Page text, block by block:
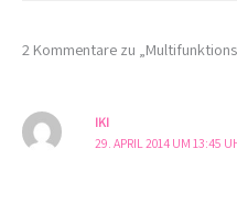
2 Kommentare zu
IKI
29. APRIL 2014 UM 13:45